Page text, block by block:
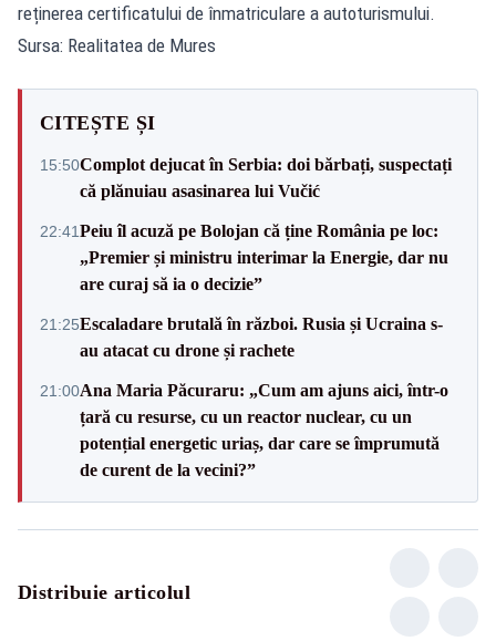
reținerea certificatului de înmatriculare a autoturismului.
Sursa: Realitatea de Mures
CITEȘTE ȘI
15:50Complot dejucat în Serbia: doi bărbați, suspectați
că plănuiau asasinarea lui Vučić
22:41Peiu îl acuză pe Bolojan că ține România pe loc:
„Premier și ministru interimar la Energie, dar nu
are curaj să ia o decizie”
21:25Escaladare brutală în război. Rusia și Ucraina s-
au atacat cu drone și rachete
21:00Ana Maria Păcuraru: „Cum am ajuns aici, într-o
țară cu resurse, cu un reactor nuclear, cu un
potențial energetic uriaș, dar care se împrumută
de curent de la vecini?”
Distribuie articolul